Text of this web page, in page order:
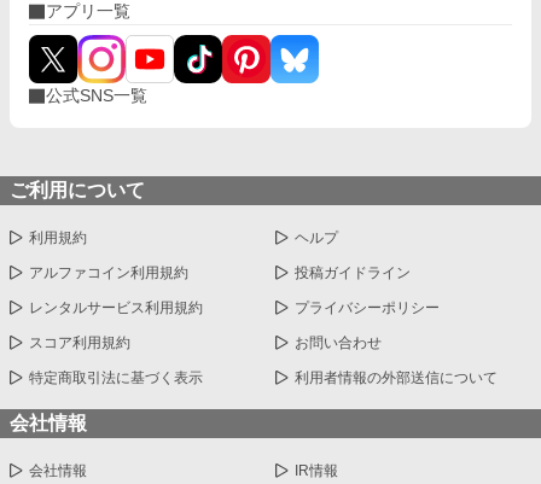
アプリ一覧
公式SNS一覧
ご利用について
利用規約 ヘルプ
アルファコイン利用規約 投稿ガイドライン
レンタルサービス利用規約 プライバシーポリシー
スコア利用規約 お問い合わせ
特定商取引法に基づく表示 利用者情報の外部送信について
会社情報
会社情報 IR情報